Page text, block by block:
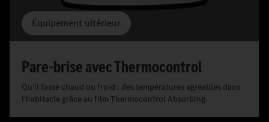
Équipement ultérieur
Pare-brise avec Thermocontrol
Qu'il fasse chaud ou froid : des températures agréables dans
l'habitacle grâce au film Thermocontrol Absorbing.